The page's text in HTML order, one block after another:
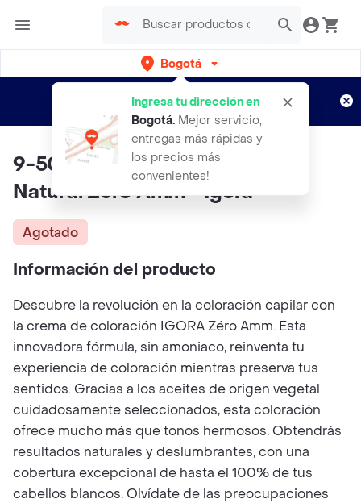
Bogotá
Ingresa tu dirección en
Bogotá. Mejor servicio,
entregas más rápidas y
los precios más
convenientes!
envíos gratis por semanas
Aplican TyC
9-50 Rubio Muy Claro Dorado
Natural Zero Amm - Igora
Agotado
Información del producto
Descubre la revolución en la coloración capilar con
la crema de coloración IGORA Zéro Amm. Esta
innovadora fórmula, sin amoniaco, reinventa tu
experiencia de coloración mientras preserva tus
sentidos. Gracias a los aceites de origen vegetal
cuidadosamente seleccionados, esta coloración
ofrece mucho más que tonos hermosos. Obtendrás
resultados naturales y deslumbrantes, con una
cobertura excepcional de hasta el 100% de tus
cabellos blancos. Olvídate de las preocupaciones